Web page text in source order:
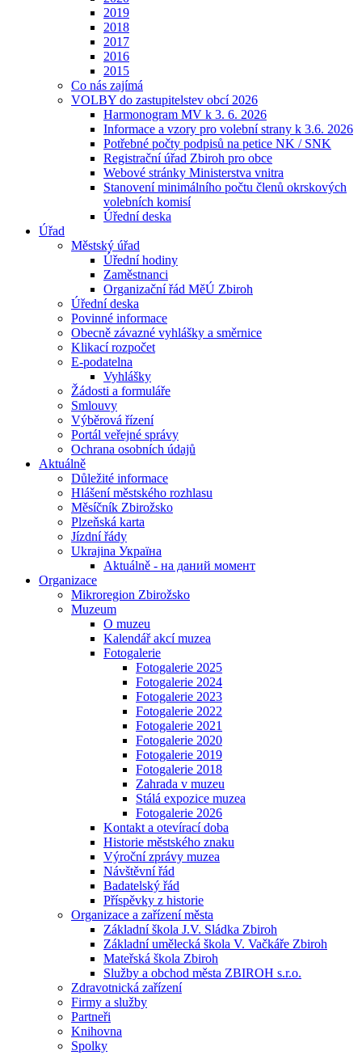
2019
2018
2017
2016
2015
Co nás zajímá
VOLBY do zastupitelstev obcí 2026
Harmonogram MV k 3. 6. 2026
Informace a vzory pro volební strany k 3.6. 2026
Potřebné počty podpisů na petice NK / SNK
Registrační úřad Zbiroh pro obce
Webové stránky Ministerstva vnitra
Stanovení minimálního počtu členů okrskových
volebních komisí
Úřední deska
Úřad
Městský úřad
Úřední hodiny
Zaměstnanci
Organizační řád MěÚ Zbiroh
Úřední deska
Povinné informace
Obecně závazné vyhlášky a směrnice
Klikací rozpočet
E-podatelna
Vyhlášky
Žádosti a formuláře
Smlouvy
Výběrová řízení
Portál veřejné správy
Ochrana osobních údajů
Aktuálně
Důležité informace
Hlášení městského rozhlasu
Měsíčník Zbirožsko
Plzeňská karta
Jízdní řády
Ukrajina Україна
Aktuálně - на даний момент
Organizace
Mikroregion Zbirožsko
Muzeum
O muzeu
Kalendář akcí muzea
Fotogalerie
Fotogalerie 2025
Fotogalerie 2024
Fotogalerie 2023
Fotogalerie 2022
Fotogalerie 2021
Fotogalerie 2020
Fotogalerie 2019
Fotogalerie 2018
Zahrada v muzeu
Stálá expozice muzea
Fotogalerie 2026
Kontakt a otevírací doba
Historie městského znaku
Výroční zprávy muzea
Návštěvní řád
Badatelský řád
Příspěvky z historie
Organizace a zařízení města
Základní škola J.V. Sládka Zbiroh
Základní umělecká škola V. Vačkáře Zbiroh
Mateřská škola Zbiroh
Služby a obchod města ZBIROH s.r.o.
Zdravotnická zařízení
Firmy a služby
Partneři
Knihovna
Spolky